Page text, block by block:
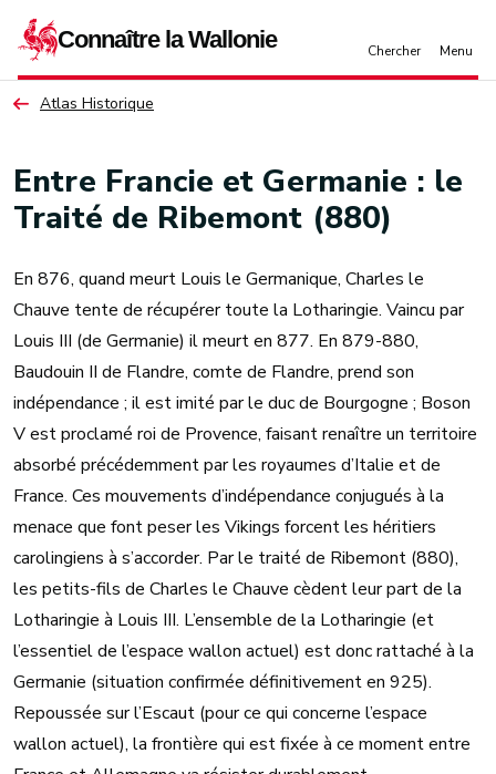
Atlas Historique
Entre Francie et Germanie : le
Traité de Ribemont (880)
En 876, quand meurt Louis le Germanique, Charles le
Chauve tente de récupérer toute la Lotharingie. Vaincu par
Louis III (de Germanie) il meurt en 877. En 879-880,
Baudouin II de Flandre, comte de Flandre, prend son
indépendance ; il est imité par le duc de Bourgogne ; Boson
V est proclamé roi de Provence, faisant renaître un territoire
absorbé précédemment par les royaumes d’Italie et de
France. Ces mouvements d’indépendance conjugués à la
menace que font peser les Vikings forcent les héritiers
carolingiens à s’accorder. Par le traité de Ribemont (880),
les petits-fils de Charles le Chauve cèdent leur part de la
Lotharingie à Louis III. L’ensemble de la Lotharingie (et
l’essentiel de l’espace wallon actuel) est donc rattaché à la
Germanie (situation confirmée définitivement en 925).
Repoussée sur l’Escaut (pour ce qui concerne l’espace
wallon actuel), la frontière qui est fixée à ce moment entre